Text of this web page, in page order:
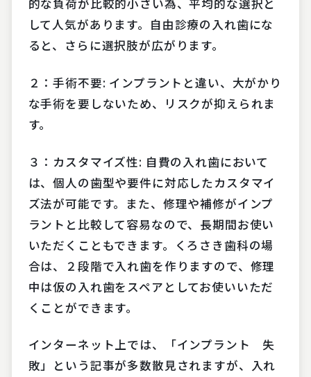
的な負荷が比較的小さい為、平均的な選択と
して人気があります。自由診療の入れ歯にな
ると、さらに選択肢が広がります。
２：手術不要: インプラントと違い、大がかり
な手術を要しないため、リスクが抑えられま
す。
３：カスタマイズ性: 自費の入れ歯において
は、個人の歯型や要件に対応したカスタマイ
ズ法が可能です。また、修理や補修がインプ
ラントと比較して容易なので、長期間お使い
いただくこともできます。くろさき歯科の場
合は、２段階で入れ歯を作りますので、修理
中は仮の入れ歯をスペアとしてお使いいただ
くことができます。
インターネット上では、「インプラント 失
敗」という記事が多数散見されますが、入れ